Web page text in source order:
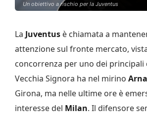
Un obiettivo a rischio per la Juventus
La Juventus è chiamata a
attenzione sul fronte mercato,
concorrenza per uno dei principali
Vecchia Signora ha nel mirino
Girona, ma nelle ultime ore è
interesse del Milan. Il difensore